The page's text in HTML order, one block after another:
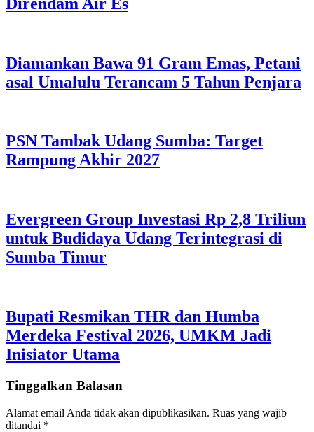
Diamankan Bawa 91 Gram Emas, Petani
asal Umalulu Terancam 5 Tahun Penjara
PSN Tambak Udang Sumba: Target
Rampung Akhir 2027
Evergreen Group Investasi Rp 2,8 Triliun
untuk Budidaya Udang Terintegrasi di
Sumba Timur
Bupati Resmikan THR dan Humba
Merdeka Festival 2026, UMKM Jadi
Inisiator Utama
Tinggalkan Balasan
Alamat email Anda tidak akan dipublikasikan. Ruas yang wajib
ditandai *